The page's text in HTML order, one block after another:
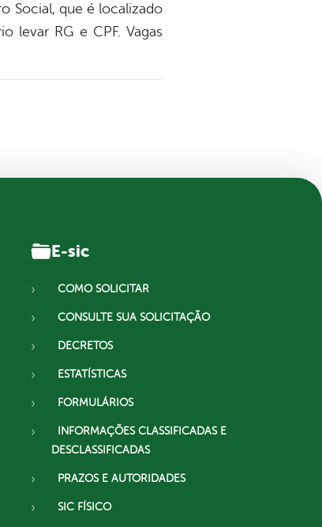
Social, que é localizado
levar RG e CPF. Vagas
E-sic
COMO SOLICITAR
CONSULTE SUA SOLICITAÇÃO
DECRETOS
ESTATÍSTICAS
FORMULÁRIOS
INFORMAÇÕES CLASSIFICADAS E
DESCLASSIFICADAS
PRAZOS E AUTORIDADES
SIC FÍSICO